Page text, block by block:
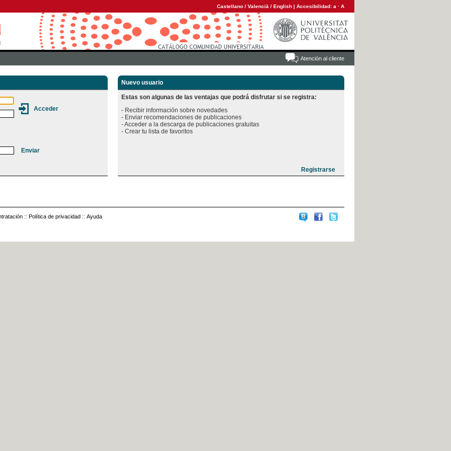
Castellano / Valencià / English | Accesibilidad: a · A
Atención al cliente
Nuevo usuario
Estas son algunas de las ventajas que podrá disfrutar si se registra:
- Recibir información sobre novedades
- Enviar recomendaciones de publicaciones
- Acceder a la descarga de publicaciones gratuitas
:: Política de privacidad :: Ayuda